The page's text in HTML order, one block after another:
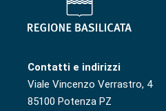
Contatti e indirizzi
Viale Vincenzo Verrastro, 4
85100 Potenza PZ